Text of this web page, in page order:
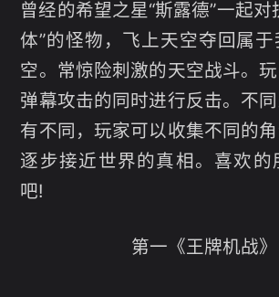
曾经的希望之星“斯露德”一起对
体”的怪物，飞上天空夺回属
空。常惊险刺激的天空战斗。
弹幕攻击的同时进行反击。不
有不同，玩家可以收集不同的角
逐步接近世界的真相。喜欢的
吧!
第一《王牌机战》